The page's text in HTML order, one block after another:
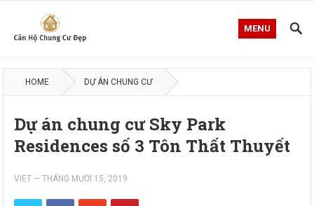
MENU
HOME DỰ ÁN CHUNG CƯ
Dự án chung cư Sky Park
Residences số 3 Tôn Thất Thuyết
VIET —THÁNG MƯỜI 15, 2019